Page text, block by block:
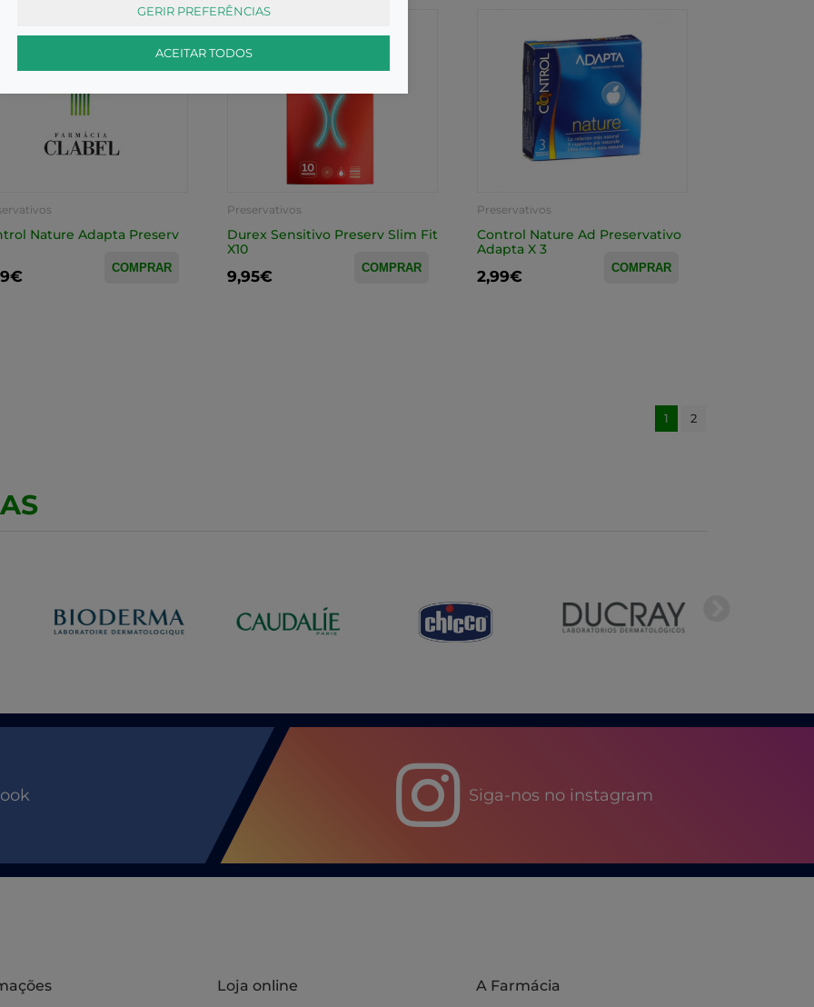
Nature Adapta Preserv
COMPRAR
Preservativos
Durex Sensitivo Preserv Slim Fit
X10
9,95€ COMPRAR
Preservativos
Control Nature Ad Preservativo
Adapta X 3
2,99€ COMPRAR
1 2
Siga-nos no instagram
Loja online A Farmácia
GERIR PREFERÊNCIAS
ACEITAR TODOS